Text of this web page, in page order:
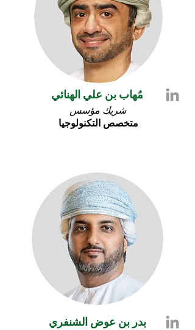
مُهاب بن علي الهنائي
شريك مؤسس
متخصصالتكنولوجيا
بدر بن عوض الشنفري